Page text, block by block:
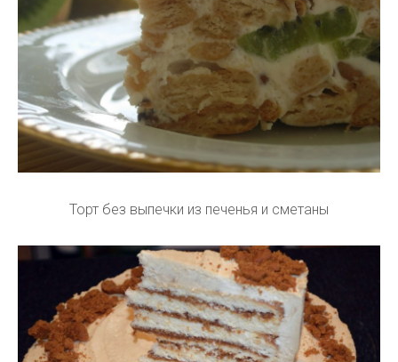
Торт без выпечки из печенья и сметаны